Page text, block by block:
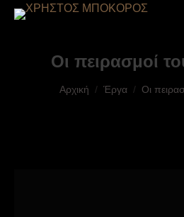
Οι πειρασμοί
You are here:
Αρχική Έργα Οι